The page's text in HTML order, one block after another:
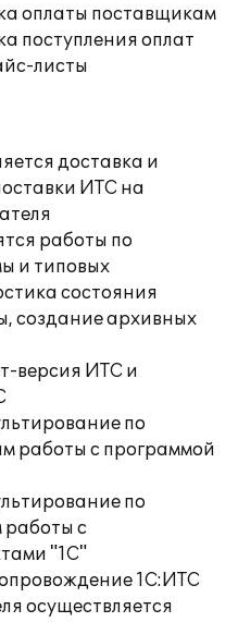
оплаты поставщикам
поступления оплат
листы
доставка и
ИТС на
работы по
и типовых
состояния
создание архивных
версия ИТС и
по
работы с программой
по
работы с
"1С"
1С:ИТС
осуществляется